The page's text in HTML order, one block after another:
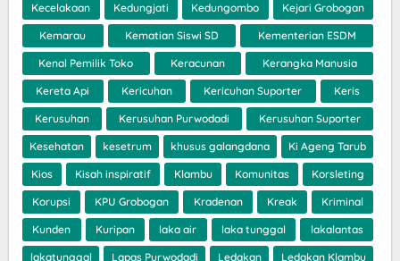
Kecelakaan Kedungjati Kedungombo Kejari Grobogan
Kemarau Kematian Siswi SD Kementerian ESDM
Kenal Pemilik Toko Keracunan Kerangka Manusia
Kereta Api Kericuhan Kericuhan Suporter Keris
Kerusuhan Kerusuhan Purwodadi Kerusuhan Suporter
Kesehatan kesetrum khusus galangdana Ki Ageng Tarub
Kios Kisah inspiratif Klambu Komunitas Korsleting
Korupsi KPU Grobogan Kradenan Kreak Kriminal
Kunden Kuripan laka air laka tunggal lakalantas
lakatunggal Lapas Purwodadi Ledakan Ledakan Klambu